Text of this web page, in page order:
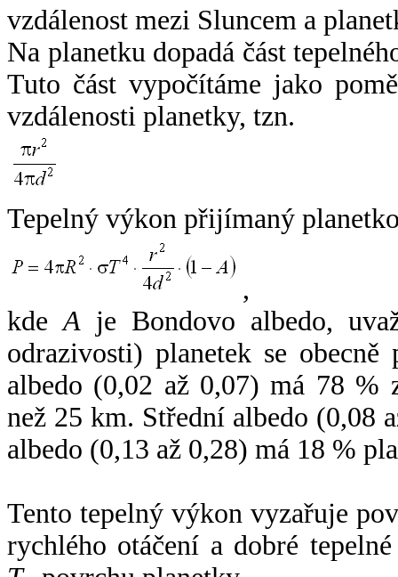
vzdálenost mezi Sluncem a
Na planetku dopadá část
Tuto část vypočítáme jako
vzdálenosti planetky, tzn.
Tepelný výkon přijímaný
,
kdeA je Bondovo albedo,
odrazivosti) planetek se
albedo (0,02 až 0,07) má 78 %
než 25 km. Střední albedo (0,08
albedo (0,13 až 0,28) má 18 %
Tento tepelný výkon vyzařuje
rychlého otáčení a dobré